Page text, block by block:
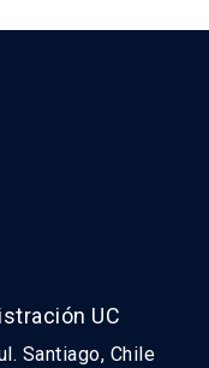
UC
Santiago, Chile